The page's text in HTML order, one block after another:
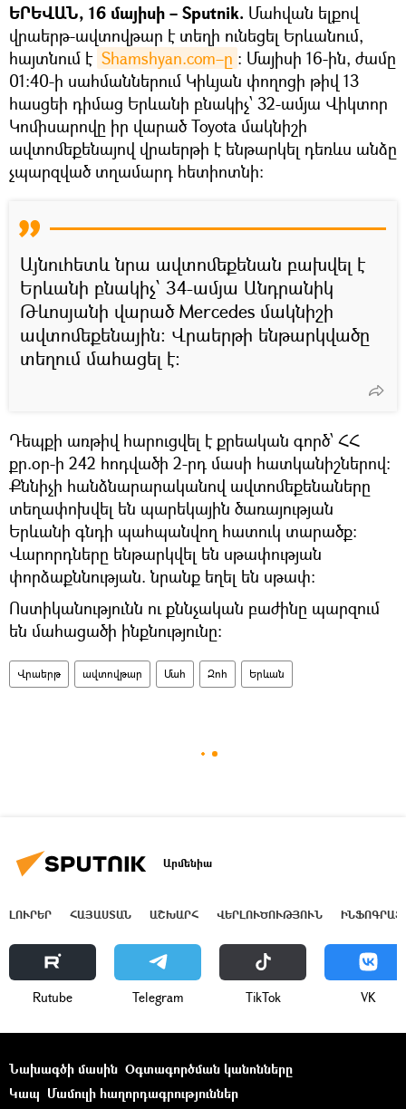
ԵՐԵՎԱՆ, 16 մայիսի – Sputnik. Մահվան ելքով
վրաերթ-ավտովթար է տեղի ունեցել Երևանում,
հայտնում է Shamshyan.com–ը ։ Մայիսի 16-ին, ժամը
01։40-ի սահմաններում Կիևյան փողոցի թիվ 13
հասցեի դիմաց Երևանի բնակիչ՝ 32-ամյա Վիկտոր
Կոմիսարովը իր վարած Toyota մակնիշի
ավտոմեքենայով վրաերթի է ենթարկել դեռևս անձը
չպարզված տղամարդ հետիոտնի։
Այնուհետև նրա ավտոմեքենան բախվել է
Երևանի բնակիչ՝ 34-ամյա Անդրանիկ
Թևոսյանի վարած Mercedes մակնիշի
ավտոմեքենային։ Վրաերթի ենթարկվածը
տեղում մահացել է։
Դեպքի առթիվ հարուցվել է քրեական գործ՝ ՀՀ
քր.օր-ի 242 հոդվածի 2-րդ մասի հատկանիշներով։
Քննիչի հանձնարարականով ավտոմեքենաները
տեղափոխվել են պարեկային ծառայության
Երևանի գնդի պահպանվող հատուկ տարածք։
Վարորդները ենթարկվել են սթափության
փորձաքննության. նրանք եղել են սթափ։
Ոստիկանությունն ու քննչական բաժինը պարզում
են մահացածի ինքնությունը։
Վրաերթ ավտովթար Մահ Զոհ Երևան
Արմենիա
ԼՈՒՐԵՐ ՀԱՅԱՍՏԱՆ ԱՇԽԱՐՀ ՎԵՐԼՈՒԾՈՒԹՅՈՒՆ
Rutube Telegram ТikТоk VK
Նախագծի մասին Օգտագործման կանոնները
Կապ Մամուլի հաղորդագրություններ